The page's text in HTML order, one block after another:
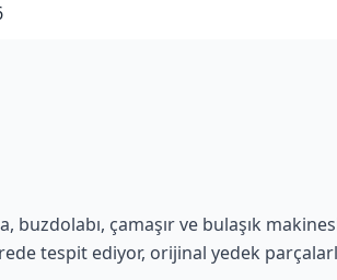
buzdolabı, çamaşır ve bulaşık
tespit ediyor, orijinal yedek